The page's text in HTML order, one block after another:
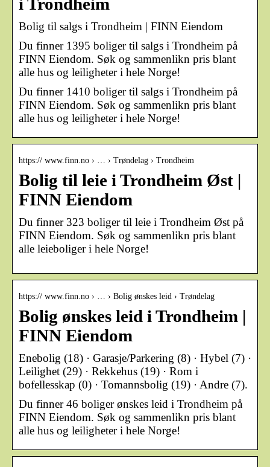
i Trondheim
Bolig til salgs i Trondheim | FINN Eiendom
Du finner 1395 boliger til salgs i Trondheim på
FINN Eiendom. Søk og sammenlikn pris blant
alle hus og leiligheter i hele Norge!
Du finner 1410 boliger til salgs i Trondheim på
FINN Eiendom. Søk og sammenlikn pris blant
alle hus og leiligheter i hele Norge!
https:// www.finn.no › … › Trøndelag › Trondheim
Bolig til leie i Trondheim Øst |
FINN Eiendom
Du finner 323 boliger til leie i Trondheim Øst på
FINN Eiendom. Søk og sammenlikn pris blant
alle leieboliger i hele Norge!
https:// www.finn.no › … › Bolig ønskes leid › Trøndelag
Bolig ønskes leid i Trondheim |
FINN Eiendom
Enebolig (18) · Garasje/Parkering (8) · Hybel (7) ·
Leilighet (29) · Rekkehus (19) · Rom i
bofellesskap (0) · Tomannsbolig (19) · Andre (7).
Du finner 46 boliger ønskes leid i Trondheim på
FINN Eiendom. Søk og sammenlikn pris blant
alle hus og leiligheter i hele Norge!